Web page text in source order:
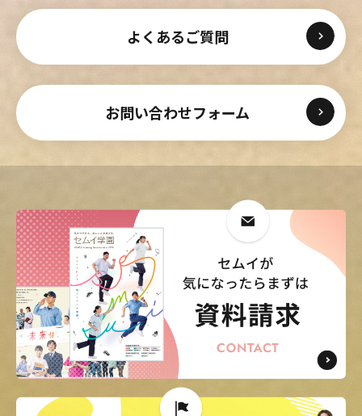
よくあるご質問
お問い合わせフォーム